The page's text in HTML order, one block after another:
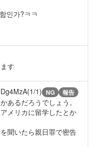
인가?ㅋㅋ
す
1) NG 報告
あるだろうでしょう。
メリカに留学したとか
聞いたら親日罪で密告